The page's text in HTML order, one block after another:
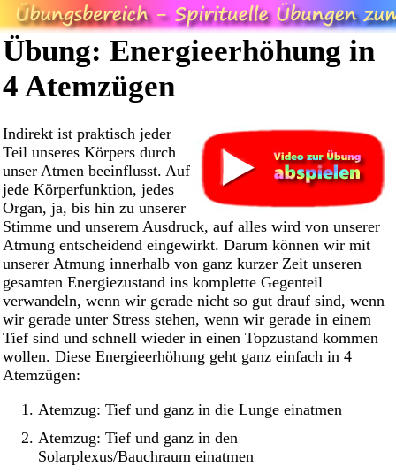
Übung: Energieerhöhung in
4 Atemzügen
Indirekt ist praktisch jeder
Teil unseres Körpers durch
unser Atmen beeinflusst. Auf
jede Körperfunktion, jedes
Organ, ja, bis hin zu unserer
Stimme und unserem Ausdruck, auf alles wird von unserer
Atmung entscheidend eingewirkt. Darum können wir mit
unserer Atmung innerhalb von ganz kurzer Zeit unseren
gesamten Energiezustand ins komplette Gegenteil
verwandeln, wenn wir gerade nicht so gut drauf sind, wenn
wir gerade unter Stress stehen, wenn wir gerade in einem
Tief sind und schnell wieder in einen Topzustand kommen
wollen. Diese Energieerhöhung geht ganz einfach in 4
Atemzügen:
Atemzug: Tief und ganz in die Lunge einatmen
Atemzug: Tief und ganz in den
Solarplexus/Bauchraum einatmen